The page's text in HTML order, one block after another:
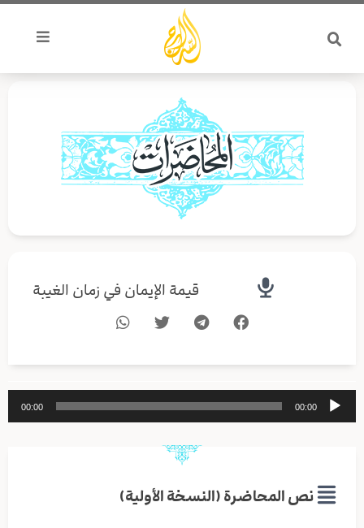
تخطي
المحتوى
قيمة الإيمان في زمان الغيبة
مشغل
الصوت
00:00
00:00
نص المحاضرة (النسخة الأولية)